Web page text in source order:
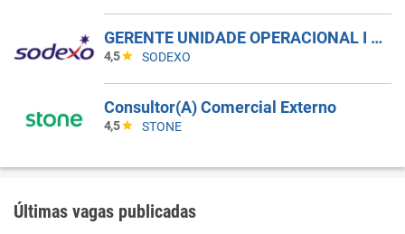
GERENTE UNIDADE OPERACIONAL I - UAN
4,5 SODEXO
Consultor(A) Comercial Externo
4,5 STONE
Últimas vagas publicadas